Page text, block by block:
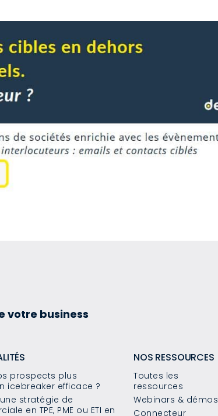
votre business
prospects plus
icebreaker efficace ?
stratégie de
en TPE, PME ou ETI en
NOS RESSOURCES
Toutes les
ressources
Webinars & démos
Connecteur